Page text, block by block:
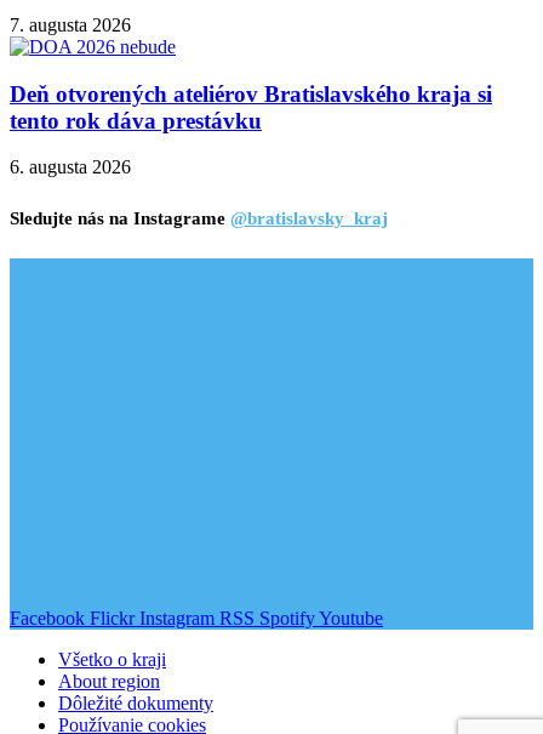
7. augusta 2026
Deň otvorených ateliérov Bratislavského kraja si
tento rok dáva prestávku
6. augusta 2026
Sledujte nás na Instagrame @bratislavsky_kraj
Facebook Flickr Instagram RSS SpotifyYoutube
Všetko o kraji
About region
Dôležité dokumenty
Používanie cookies